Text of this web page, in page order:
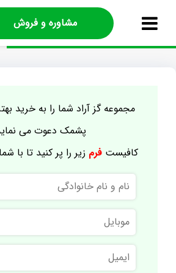
مشاوره و فروش
مجموعه گز آراد شما را به خرید
پشمک دعوت می
کافیستفرم زیر را پر کنید تا با
نام
و
نام
خانوادگی
موبایل
ایمیل